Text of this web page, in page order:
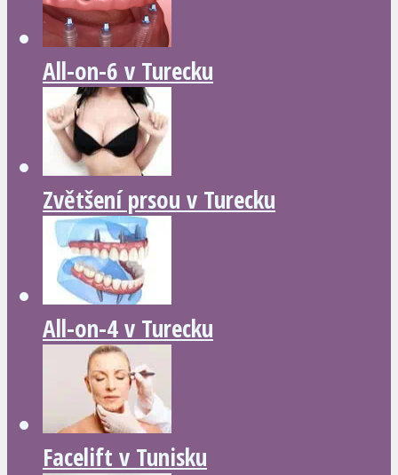
All-on-6 v Turecku
Zvětšení prsou v Turecku
All-on-4 v Turecku
Facelift v Tunisku